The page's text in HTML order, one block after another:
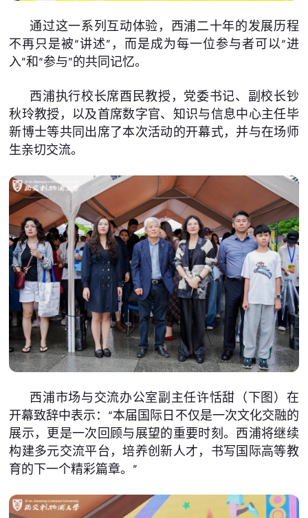
通过这一系列互动体验，西浦二十年的发展历程
不再只是被“讲述”，而是成为每一位参与者可以“进
入”和“参与”的共同记忆。
西浦执行校长席酉民教授，党委书记、副校长钞
秋玲教授，以及首席数字官、知识与信息中心主任毕
新博士等共同出席了本次活动的开幕式，并与在场师
生亲切交流。
西浦市场与交流办公室副主任许恬甜（下图）在
开幕致辞中表示：“本届国际日不仅是一次文化交融的
展示，更是一次回顾与展望的重要时刻。西浦将继续
构建多元交流平台，培养创新人才，书写国际高等教
育的下一个精彩篇章。”